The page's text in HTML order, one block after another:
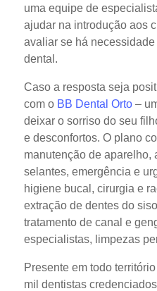
uma equipe de
ajudar na introdução aos
avaliar se há
dental.
Caso a resposta seja
com o BB Dental Orto–
deixar o sorriso do seu
e desconfortos. O plano
manutenção de aparelho,
selantes, emergência e
higiene bucal, cirurgia e
extração de dentes do
tratamento de canal e
especialistas, limpezas
Presente em todo
mil dentistas